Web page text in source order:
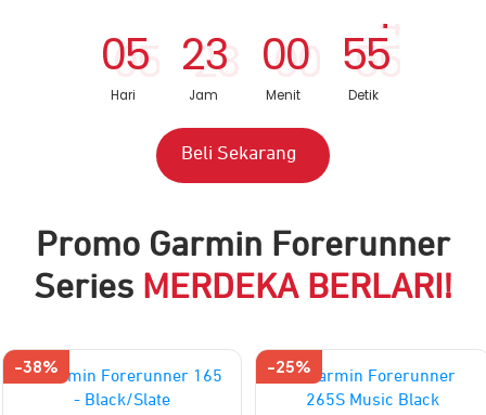
05
Hari
23
Jam
00
Menit
53
4
Detik
Beli Sekarang
Promo Garmin Forerunner
Series MERDEKA BERLARI!
-38% -25%